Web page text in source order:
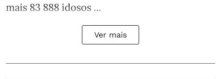
mais 83 888 idosos ...
Ver mais